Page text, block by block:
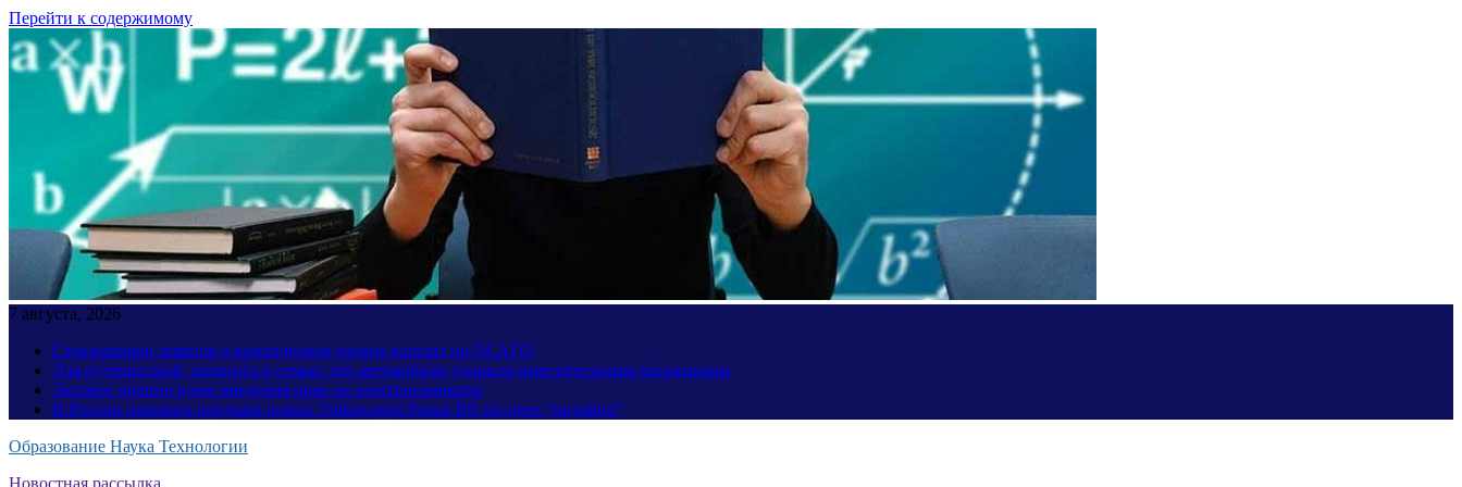
Перейти к содержимому
7 августа, 2026
Страховщики заявили о критическом уровне выплат по ОСАГО
Для путешествий, шопинга и семьи: эти автомобили удивили вместительным багажником
Эксперт оценил идею введения прав на электросамокаты
В России начались продажи новых Volkswagen Passat B9: по цене “китайца”
Образование Наука Технологии
Новостная рассылка